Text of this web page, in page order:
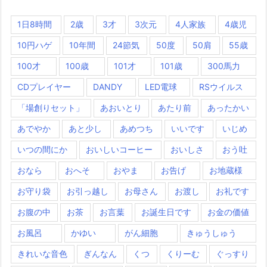
1日8時間 2歳 3才 3次元 4人家族 4歳児
10円ハゲ 10年間 24節気 50度 50肩 55歳
100才 100歳 101才 101歳 300馬力
CDプレイヤー DANDY LED電球 RSウイルス
「場創りセット」 あおいとり あたり前 あったかい
あでやか あと少し あめつち いいです いじめ
いつの間にか おいしいコーヒー おいしさ おう吐
おなら おへそ おやま お告げ お地蔵様
お守り袋 お引っ越し お母さん お渡し お礼です
お腹の中 お茶 お言葉 お誕生日です お金の価値
お風呂 かゆい がん細胞 きゅうしゅう
きれいな音色 ぎんなん くつ くりーむ ぐっすり